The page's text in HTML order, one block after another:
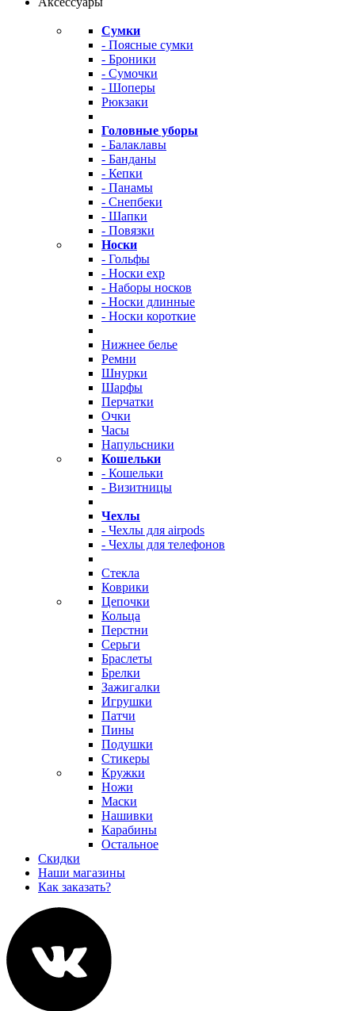
Сумки
- Поясные сумки
- Броники
- Сумочки
- Шоперы
Рюкзаки
Головные уборы
- Балаклавы
- Банданы
- Кепки
- Панамы
- Снепбеки
- Шапки
- Повязки
Носки
- Гольфы
- Носки exp
- Наборы носков
- Носки длинные
- Носки короткие
Нижнее белье
Ремни
Шнурки
Шарфы
Перчатки
Очки
Часы
Напульсники
Кошельки
- Кошельки
- Визитницы
Чехлы
- Чехлы для airpods
- Чехлы для телефонов
Стекла
Коврики
Цепочки
Кольца
Перстни
Серьги
Браслеты
Брелки
Зажигалки
Игрушки
Патчи
Пины
Подушки
Стикеры
Кружки
Ножи
Маски
Нашивки
Карабины
Остальное
Скидки
Наши магазины
Как заказать?